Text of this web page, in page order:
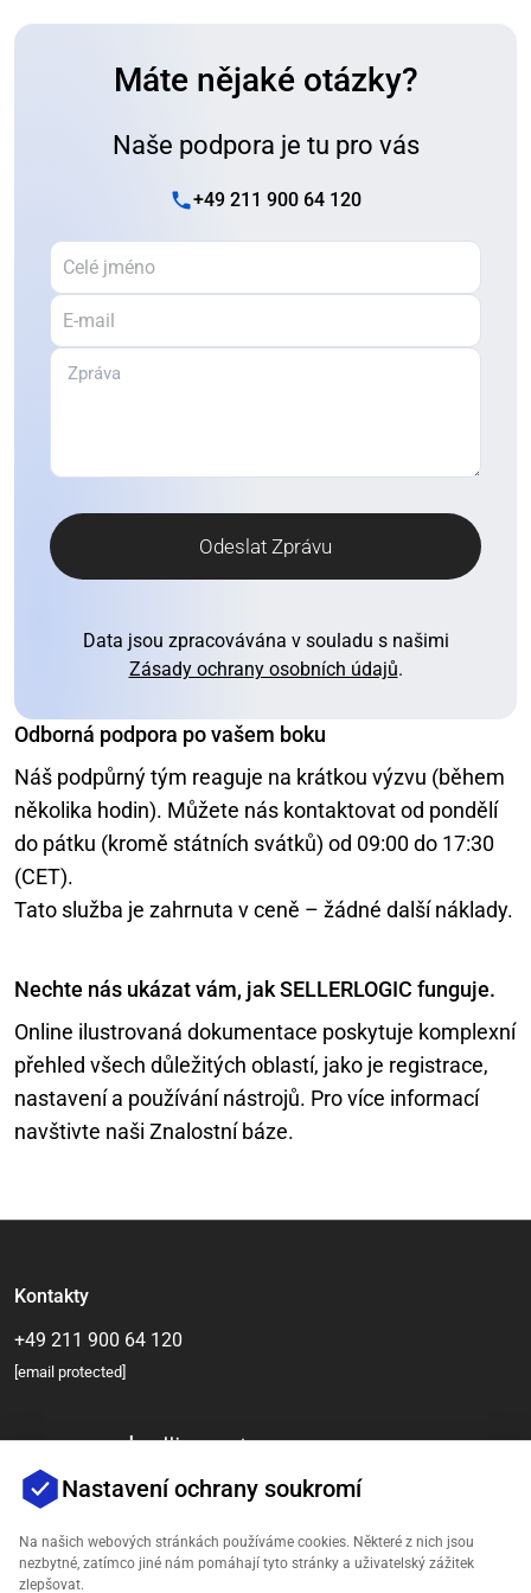
Máte nějaké otázky?
Naše podpora je tu pro vás
+49 211 900 64 120
Odeslat Zprávu
Data jsou zpracovávána v souladu s našimi
Zásady ochrany osobních údajů.
Odborná podpora po vašem boku
Náš podpůrný tým reaguje na krátkou výzvu (během
několika hodin). Můžete nás kontaktovat od pondělí
do pátku (kromě státních svátků) od 09:00 do 17:30
(CET).
Tato služba je zahrnuta v ceně – žádné další náklady.
Nechte nás ukázat vám, jak SELLERLOGIC funguje.
Online ilustrovaná dokumentace poskytuje komplexní
přehled všech důležitých oblastí, jako je registrace,
nastavení a používání nástrojů. Pro více informací
navštivte naši Znalostní báze.
Kontakty
+49 211 900 64 120
[email protected]
Nastavení ochrany soukromí
Na našich webových stránkách používáme cookies. Některé z nich jsou
nezbytné, zatímco jiné nám pomáhají tyto stránky a uživatelský zážitek
zlepšovat.